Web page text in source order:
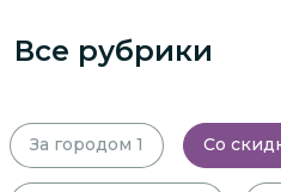
Все рубрики
За городом 1 Со